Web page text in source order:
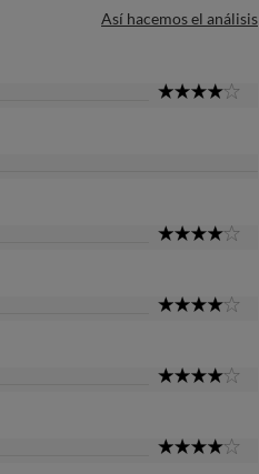
Así hacemos el análisis